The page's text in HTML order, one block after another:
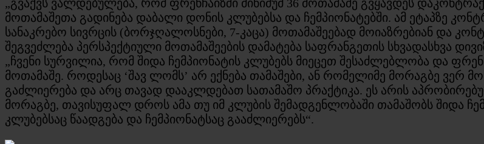
„გვაქვს ვალდებულება, რომ ფრენჩაიზში მინიმუმ 36 მოთამაშე გვყავდეს
მოთამაშეთა გადინება დაბალი დონის კლუბებსა და ჩემპიონატებში. ამ ეტაპზე
სანაკრებო სივრცის (ბორჯღალოსნები, 7-კაცა) მოთამაშეებად მოიაზრებიან და
შეგვეძლება პერსპექტიული მოთამაშეების დამატება საფრანგეთის სხვადასხვა
„ჩვენი სურვილია, რომ შიდა ჩემპიონატის კლუბებს მიეცეთ შესაძლებლობა და
მოთამაშე. როდესაც ‘შავ ლომს’ არ ექნება თამაშები, ან რომელიმე მორაგბე ვერ
გაძლიერება და არც თავად დააკლდებათ სათამაშო პრაქტიკა. ეს არის
მორაგბე, თავისუფალ დროს ამა თუ იმ კლუბის შემადგენლობაში თამაშობს შიდა
კლუბებსაც წაადგება და ჩემპიონატსაც გააძლიერებს“.